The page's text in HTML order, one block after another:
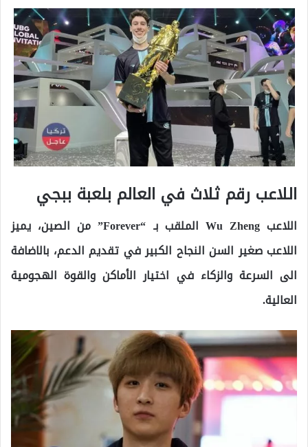
اللاعب رقم ثلاث في العالم بلعبة ببجي
اللاعب Wu Zheng الملقب بـ “Forever” من الصين، يميز
اللاعب صغير السن النجاح الكبير في تقديم الدعم، بالاضافة
الى السرعة والزكاء في اختيار الأماكن والقوة الهجومية
العالية.